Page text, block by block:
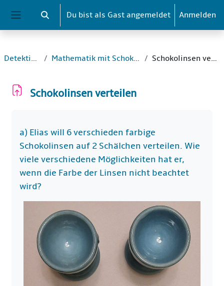
Zum Hauptinhalt
Website-Übersicht
Sucheingabe umschalten
Du bist als Gast angemeldet Anmelden
Detektive_1 Mathematik mit Schokolinsen Schokolinsen verteilen
Schokolinsen verteilen
a) Elias will 6 verschieden farbige
Schokolinsen auf 2 Schälchen verteilen. Wie
viele verschiedene Möglichkeiten hat er,
wenn die Farbe der Linsen nicht beachtet
wird?